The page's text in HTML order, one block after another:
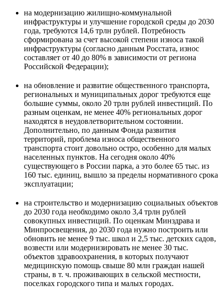
на модернизацию жилищно-коммунальной
инфраструктуры и улучшение городской среды до 2030
года, требуются 14,6 трлн рублей. Потребность
сформирована за счет высокой степени износа такой
инфраструктуры (согласно данным Росстата, износ
составляет от 40 до 80% в зависимости от региона
Российской Федерации);
на обновление и развитие общественного транспорта,
региональных и муниципальных дорог требуются еще
большие суммы, около 20 трлн рублей инвестиций. По
разным оценкам, не менее 40% региональных дорог
находятся в неудовлетворительном состоянии.
Дополнительно, по данным Фонда развития
территорий, проблема износа общественного
транспорта стоит довольно остро, особенно для малых
населенных пунктов. На сегодня около 40%
существующего в России парка, а это более 65 тыс. из
160 тыс. единиц, вышло за пределы нормативного срока
эксплуатации;
на строительство и модернизацию социальных объектов
до 2030 года необходимо около 3,4 трлн рублей
совокупных инвестиций. По оценкам Минздрава и
Минпросвещения, до 2030 года нужно построить или
обновить не менее 9 тыс. школ и 2,5 тыс. детских садов,
возвести или модернизировать не менее 30 тыс.
объектов здравоохранения, в которых получают
медицинскую помощь свыше 80 млн граждан нашей
страны, в т. ч. проживающих в сельской местности,
поселках городского типа и малых городах.